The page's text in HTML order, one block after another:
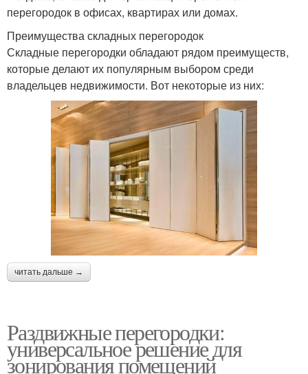
перегородок в офисах, квартирах или домах.
Преимущества складных перегородок
Складные перегородки обладают рядом преимуществ,
которые делают их популярным выбором среди
владельцев недвижимости. Вот некоторые из них:
читать дальше →
Раздвижные перегородки:
универсальное решение для
зонирования помещений